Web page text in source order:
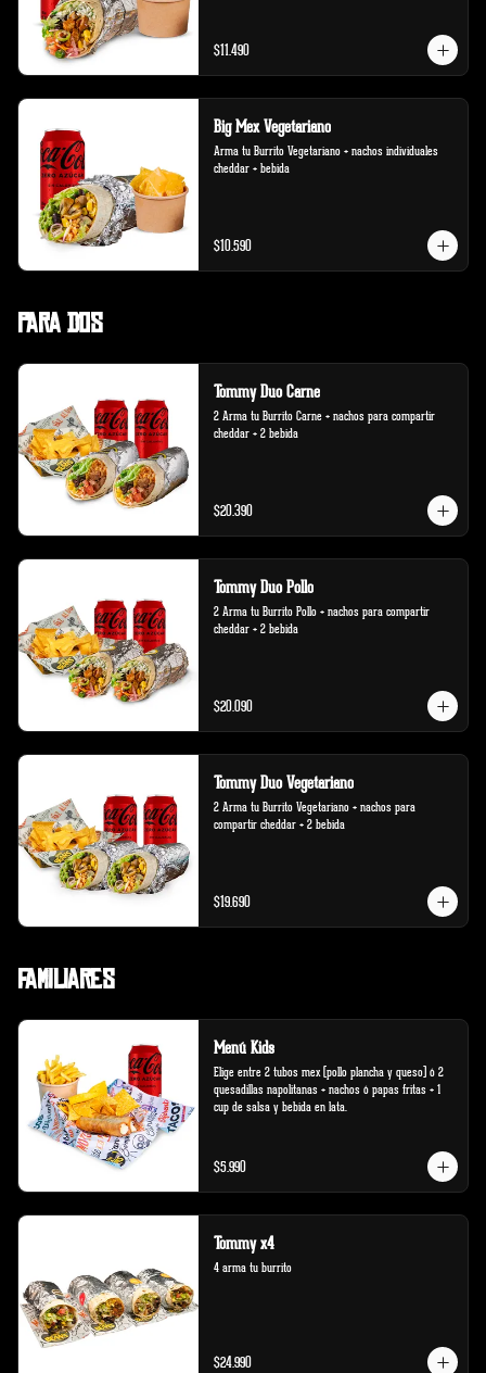
$11.490
Big Mex Vegetariano
Arma tu Burrito Vegetariano + nachos individuales
cheddar + bebida
$10.590
Para Dos
Tommy Duo Carne
2 Arma tu Burrito Carne + nachos para compartir
cheddar + 2 bebida
$20.390
Tommy Duo Pollo
2 Arma tu Burrito Pollo + nachos para compartir
cheddar + 2 bebida
$20.090
Tommy Duo Vegetariano
2 Arma tu Burrito Vegetariano + nachos para
compartir cheddar + 2 bebida
$19.690
Familiares
Menú Kids
Elige entre 2 tubos mex (pollo plancha y queso) ó 2
quesadillas napolitanas + nachos ó papas fritas + 1
cup de salsa y bebida en lata.
$5.990
Tommy x4
4 arma tu burrito
$24.990